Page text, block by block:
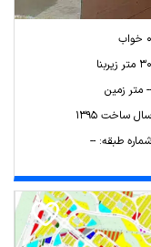
0 خواب
30 متر زیربنا
-- متر زمین
سال ساخت 1395
شماره طبقه: --